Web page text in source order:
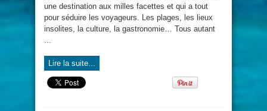
une destination aux milles facettes et qui a tout
pour séduire les voyageurs. Les plages, les lieux
insolites, la culture, la gastronomie… Tous autant
...
Lire la suite...